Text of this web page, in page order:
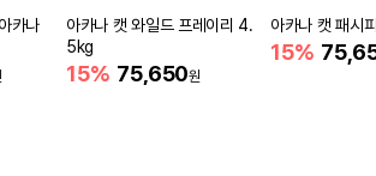
카나
아카나 캣 와일드 프레이리 4.
5kg
15% 75,650원
아카나 캣 패시
15%